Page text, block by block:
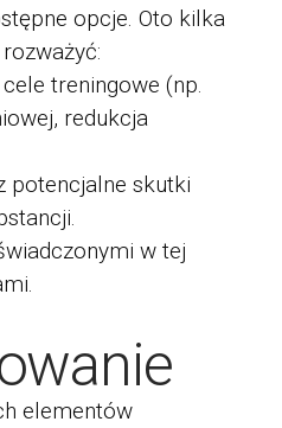
opcje. Oto kilka
treningowe (np.
redukcja
potencjalne skutki
w tej
elementów